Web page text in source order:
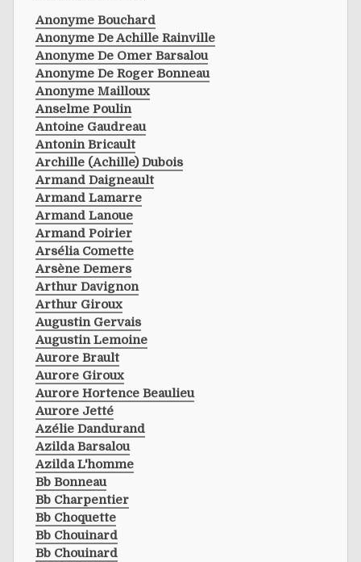
Anonyme Bouchard
Anonyme De Achille Rainville
Anonyme De Omer Barsalou
Anonyme De Roger Bonneau
Anonyme Mailloux
Anselme Poulin
Antoine Gaudreau
Antonin Bricault
Archille (achille) Dubois
Armand Daigneault
Armand Lamarre
Armand Lanoue
Armand Poirier
Arsélia Comette
Arsène Demers
Arthur Davignon
Arthur Giroux
Augustin Gervais
Augustin Lemoine
Aurore Brault
Aurore Giroux
Aurore Hortence Beaulieu
Aurore Jetté
Azélie Dandurand
Azilda Barsalou
Azilda L'homme
Bb Bonneau
Bb Charpentier
Bb Choquette
Bb Chouinard
Bb Chouinard